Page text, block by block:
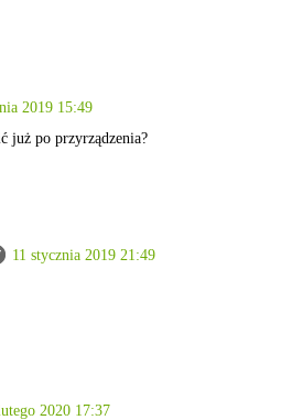
2019 15:49
już po przyrządzenia?
11 stycznia 2019 21:49
2020 17:37